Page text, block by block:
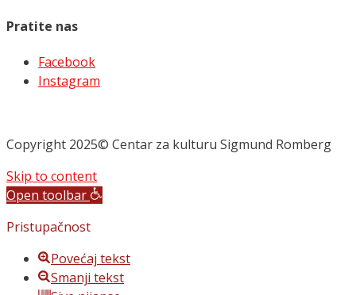
Pratite nas
Facebook
Instagram
Copyright 2025© Centar za kulturu Sigmund Romberg
Skip to content
Open toolbar
Pristupačnost
Povećaj tekst
Smanji tekst